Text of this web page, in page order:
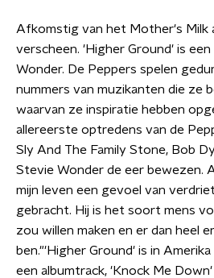
Afkomstig van het Mother's Milk
verscheen. 'Higher Ground' is
Wonder. De Peppers spelen
nummers van muzikanten die ze
waarvan ze inspiratie hebben
allereerste optredens van de
Sly And The Family Stone, Bob
Stevie Wonder de eer bewezen.
mijn leven een gevoel van
gebracht. Hij is het soort mens
zou willen maken en er dan heel
ben."'Higher Ground' is in
een albumtrack, 'Knock Me